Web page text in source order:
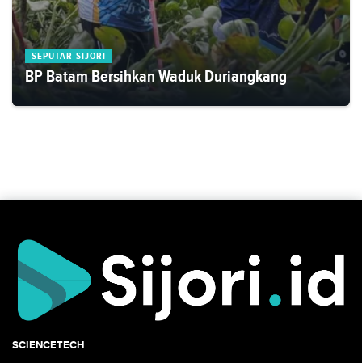
SEPUTAR SIJORI
BP Batam Bersihkan Waduk Duriangkang
SCIENCETECH